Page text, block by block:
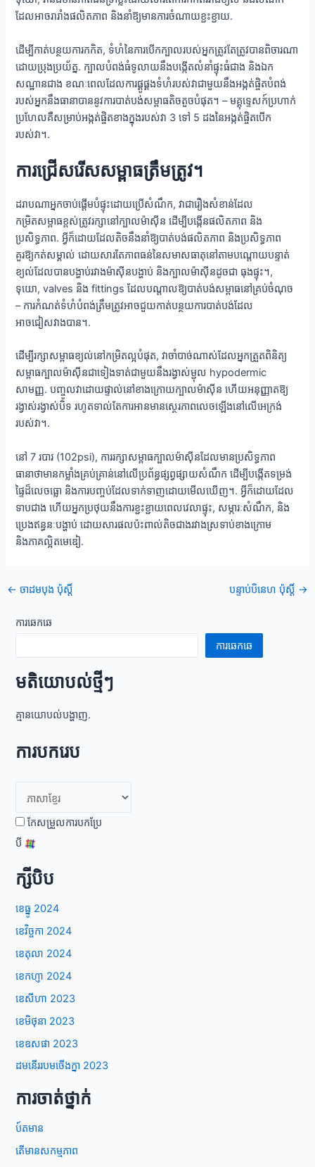
ដែលអាចរារាំងផលិតភាព និងនាំឱ្យមានការចំណាយខ្ជះខ្ជាយ.
ដើម្បីកាត់បន្ថយការកកិត, ទំហំនៃការបើកក្បាលរបស់អ្នកត្រូវតែត្រូវបានពិចារណា
ដោយប្រុងប្រយ័ត្ន. ក្បាលបំពង់ធំទូលាយនឹងបង្កើតលំនាំផ្ទុះធំជាង និងឯក
សណ្ឋានជាង ខណៈពេលដែលការផ្គូផ្គងទំហំរបស់វាជាមួយនឹងអង្កត់ផ្ចិតបំពង់
របស់អ្នកនឹងធានាបាននូវការបាត់បង់សម្ពាធតិចតួចបំផុត។ – មគ្គុទ្ទេសក៍ប្រហាក់
ប្រហែលគឺសម្រាប់អង្កត់ផ្ចិតខាងក្នុងរបស់វា 3 ទៅ 5 ដងនៃអង្កត់ផ្ចិតបើក
របស់វា។.
ការជ្រើសរើសសម្ពាធត្រឹមត្រូវ។
ដរាបណាអ្នកចាប់ផ្តើមបំផ្ទុះដោយប្រើសំណឹក, វាជារឿងសំខាន់ដែល
កម្រិតសម្ពាធខ្ពស់ត្រូវរក្សានៅក្បាលម៉ាស៊ីន ដើម្បីបង្កើនផលិតភាព និង
ប្រសិទ្ធភាព. អ្វីក៏ដោយដែលតិចនឹងនាំឱ្យបាត់បង់ផលិតភាព និងប្រសិទ្ធភាព
គួរឱ្យកត់សម្គាល់ ដោយសារតែភាពធន់នៃសមាសធាតុនៅតាមបណ្តោយបន្ទាត់
ខ្យល់ដែលបានបង្ហាប់រវាងម៉ាស៊ីនបង្ហាប់ និងក្បាលម៉ាស៊ីនដូចជា ធុងផ្ទុះ។,
ទុយោ, valves និង fittings ដែលបណ្តាលឱ្យបាត់បង់សម្ពាធនៅគ្រប់ចំណុច
– ការកំណត់ទំហំបំពង់ត្រឹមត្រូវអាចជួយកាត់បន្ថយការបាត់បង់ដែល
អាចជៀសវាងបាន។.
ដើម្បីរក្សាសម្ពាធខ្យល់នៅកម្រិតល្អបំផុត, វាចាំបាច់ណាស់ដែលអ្នកត្រួតពិនិត្យ
សម្ពាធក្បាលម៉ាស៊ីនជាទៀងទាត់ជាមួយនឹងរង្វាស់ម្ជុល hypodermic
សាមញ្ញ. បញ្ចូលវាដោយផ្ទាល់នៅខាងក្រោយក្បាលម៉ាស៊ីន ហើយអនុញ្ញាតឱ្យ
រង្វាស់រង្វាស់បិទ រហូតទាល់តែការអានមានស្ថេរភាពលេចឡើងនៅលើអេក្រង់
របស់វា។.
នៅ 7 របារ (102psi), ការរក្សាសម្ពាធក្បាលម៉ាស៊ីនដែលមានប្រសិទ្ធភាព
ធានាថាមានកម្លាំងគ្រប់គ្រាន់នៅលើប្រព័ន្ធផ្សព្វផ្សាយសំណឹក ដើម្បីបង្កើតទម្រង់
ផ្ទៃដ៏លេចធ្លោ និងការបញ្ចប់ដែលទាក់ទាញដោយមើលឃើញ។. អ្វីក៏ដោយដែល
ទាបជាង ហើយអ្នកប្រថុយនឹងការខ្ជះខ្ជាយពេលវេលាផ្ទុះ, សម្ភារៈសំណឹក, និង
ប្រេងឥន្ធនៈបង្ហាប់ ដោយសារផលប៉ះពាល់តិចជាងរវាងស្រទាប់ខាងក្រោម
និងភាគល្អិតមេឌៀ.
ការ
ក្រោយ
← ចាដមបុង ប៉ុស្ដិ៍ បន្ទាប់បិនេហ ប៉ុស្ដិ៍ →
ការឆេកឆេ
ការឆេកឆេ
មតិយោបល់ថ្មីៗ
គ្មានយោបល់បង្ហាញ.
ការបករេប
កែសម្រួលការបកប្រែ
បី
ក្សីបិប
ខេធ្នូ 2024
ខេវិច្ចកា 2024
ខេតុលា 2024
ខេកហ្ញា 2024
ខេសីហា 2023
ខេមិថុនា 2023
ខេឧសផា 2023
ដមនើររបមចើងក្នា 2023
ការចាត់ថ្នាក់
ប៍តមាន
តើមានសកម្មភាព